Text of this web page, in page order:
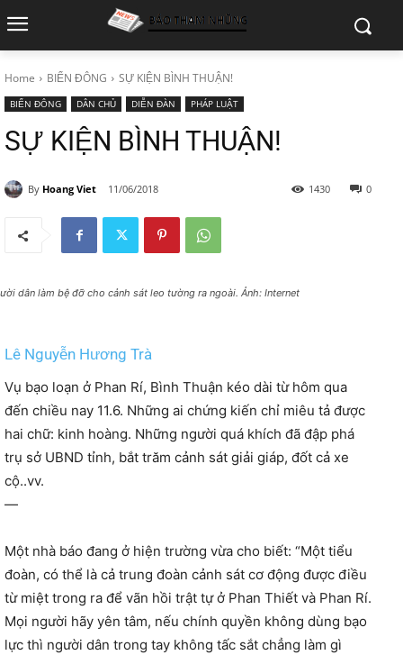
Home BIỂN ĐÔNG SỰ KIỆN BÌNH THUẬN!
BIỂN ĐÔNG DÂN CHỦ DIỄN ĐÀN PHÁP LUẬT
SỰ KIỆN BÌNH THUẬN!
By Hoang Viet 11/06/2018 0
1430
dân làm bệ đỡ cho cảnh sát leo tường ra ngoài. Ảnh: Internet
Lê Nguyễn Hương Trà
Vụ bạo loạn ở Phan Rí, Bình Thuận kéo dài từ hôm qua
đến chiều nay 11.6. Những ai chứng kiến chỉ miêu tả được
hai chữ: kinh hoàng. Những người quá khích đã đập phá
trụ sở UBND tỉnh, bắt trăm cảnh sát giải giáp, đốt cả xe
cộ..vv.
—
Một nhà báo đang ở hiện trường vừa cho biết: “Một tiểu
đoàn, có thể là cả trung đoàn cảnh sát cơ động được điều
từ miệt trong ra để vãn hồi trật tự ở Phan Thiết và Phan Rí.
Mọi người hãy yên tâm, nếu chính quyền không dùng bạo
lực thì người dân trong tay không tấc sắt chẳng làm gì